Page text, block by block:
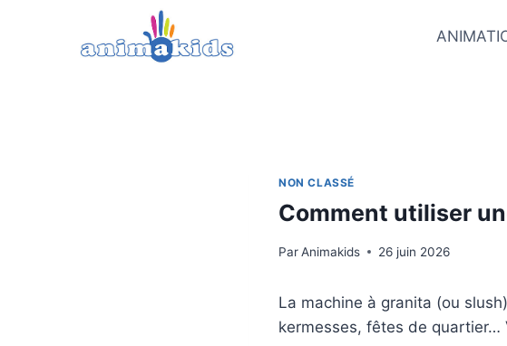
NON CLASSÉ
Comment utiliser
ParAnimakids 26 juin 2026
La machine à granita (ou
kermesses, fêtes de quartier…